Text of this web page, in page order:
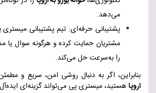
می‌دهد.
پشتیبانی حرفه‌ای: تیم پشتیبانی
مشتریان حمایت کرده و هرگونه سوال یا
را به‌سرعت حل می‌کند.
بنابراین، اگر به دنبال روشی امن، سریع و
اروپاهستید، میستری پی می‌تواند گزینه‌ای